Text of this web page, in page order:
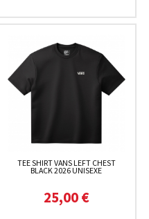
TEE SHIRT VANS LEFT CHEST
BLACK 2026 UNISEXE
25,00 €